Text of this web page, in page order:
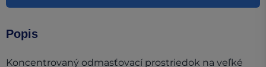
Popis
Koncentrovaný odmasťovací prostriedok na veľké